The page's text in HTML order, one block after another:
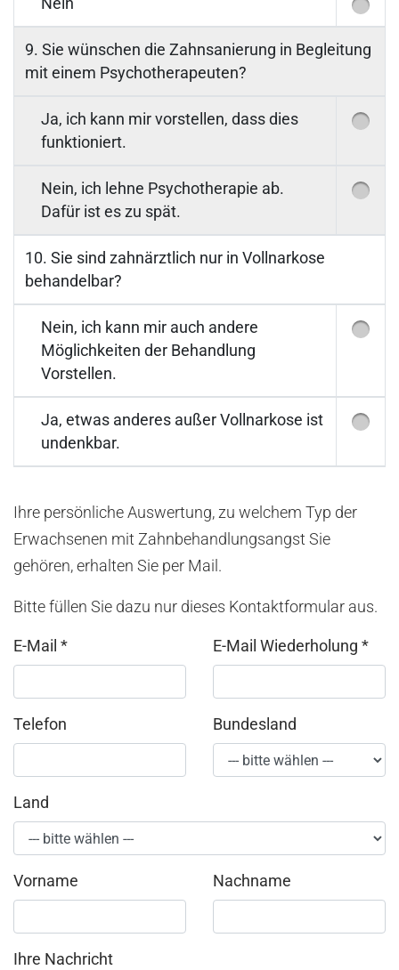
Nein
9. Sie wünschen die Zahnsanierung in Begleitung
mit einem Psychotherapeuten?
Ja, ich kann mir vorstellen, dass dies
funktioniert.
Nein, ich lehne Psychotherapie ab.
Dafür ist es zu spät.
10. Sie sind zahnärztlich nur in Vollnarkose
behandelbar?
Nein, ich kann mir auch andere
Möglichkeiten der Behandlung
Vorstellen.
Ja, etwas anderes außer Vollnarkose ist
undenkbar.
Ihre persönliche Auswertung, zu welchem Typ der
Erwachsenen mit Zahnbehandlungsangst Sie
gehören, erhalten Sie per Mail.
Bitte füllen Sie dazu nur dieses Kontaktformular aus.
E-Mail * E-Mail Wiederholung *
Telefon Bundesland
Land
Vorname Nachname
Ihre Nachricht